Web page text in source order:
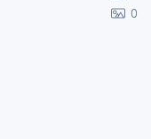
0